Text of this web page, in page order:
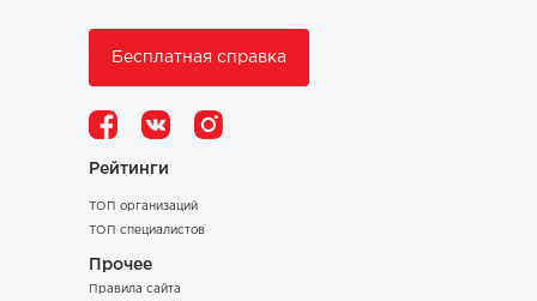
Бесплатная справка
Рейтинги
ТОП организаций
ТОП специалистов
Прочее
Правила сайта